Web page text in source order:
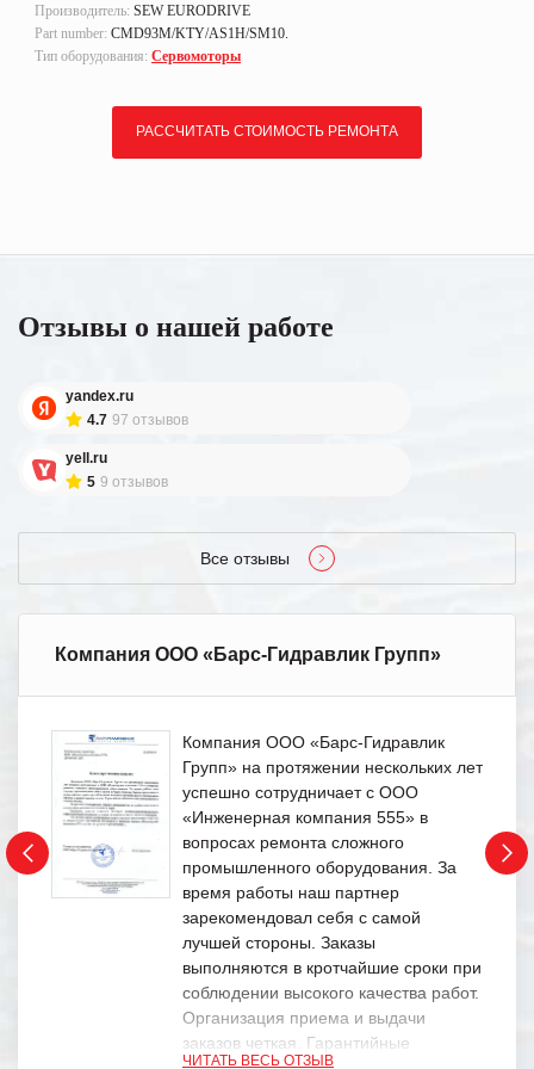
Производитель: SEW EURODRIVE
Part number: CMD93M/KTY/AS1H/SM10.
Тип оборудования: Сервомоторы
РАССЧИТАТЬ СТОИМОСТЬ РЕМОНТА
Отзывы о нашей работе
yandex.ru
4.7 97 отзывов
yell.ru
5 9 отзывов
Все отзывы
Компания ООО «Барс-Гидравлик Групп»
Компания ООО «Барс-Гидравлик
Групп» на протяжении нескольких лет
успешно сотрудничает с ООО
«Инженерная компания 555» в
вопросах ремонта сложного
промышленного оборудования. За
время работы наш партнер
зарекомендовал себя с самой
лучшей стороны. Заказы
выполняются в кротчайшие сроки при
соблюдении высокого качества работ.
Организация приема и выдачи
заказов четкая. Гарантийные
ЧИТАТЬ ВЕСЬ ОТЗЫВ